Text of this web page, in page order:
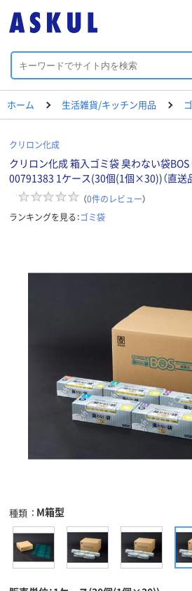
ホーム 生活雑貨/キッチン用品
クリロン化成
クリロン化成 箱入ゴミ袋 臭わない袋
00791383 1ケース(30個(1個×30))（直送
（0件のレビュー）
ランキングを見る：ゴミ袋
種類 M箱型